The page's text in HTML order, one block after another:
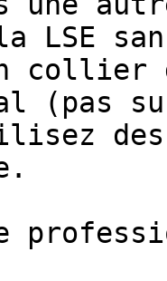
LSE
collier
(pas
des